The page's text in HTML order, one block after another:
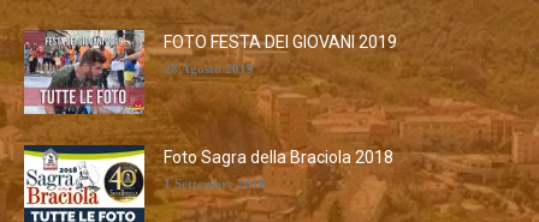
FOTO FESTA DEI GIOVANI 2019
28 Agosto 2019
Foto Sagra della Braciola 2018
1 Settembre 2018